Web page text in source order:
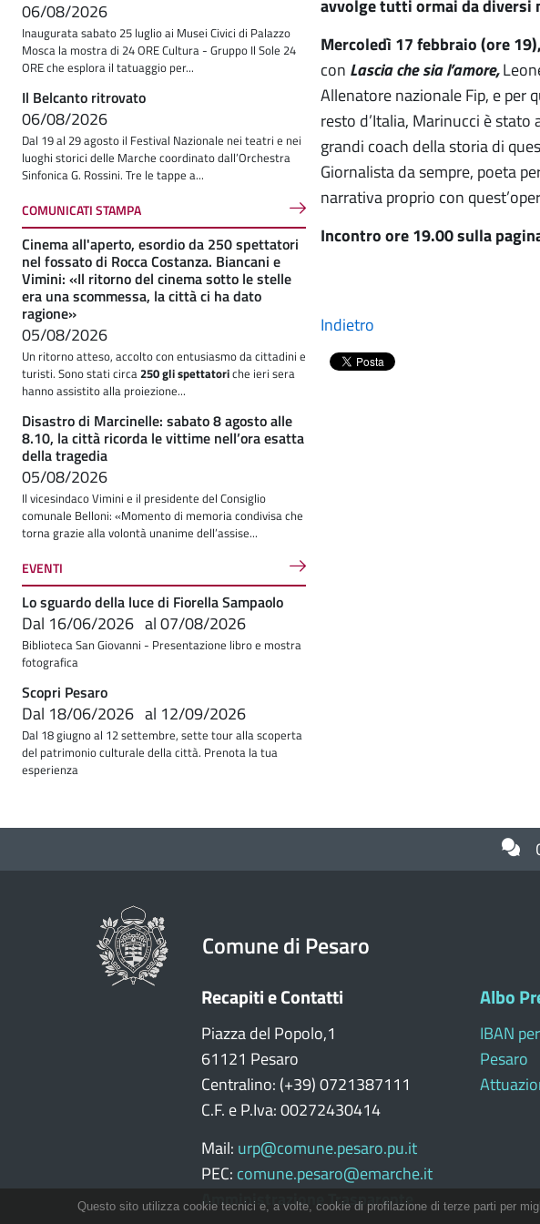
avvolge tutti ormai da diversi
Mercoledì 17 febbraio (ore 19),
con Lascia che sia l’amore,
Allenatore nazionale Fip, e per
resto d’Italia, Marinucci è
grandi coach della storia di
Giornalista da sempre, poeta
narrativa proprio con
Incontro ore 19.00 sulla
Indietro
06/08/2026
Inaugurata sabato 25 luglio ai Musei Civici di Palazzo
Mosca la mostra di 24 ORE Cultura - Gruppo Il Sole 24
ORE che esplora il tatuaggio per...
Il Belcanto ritrovato
06/08/2026
Dal 19 al 29 agosto il Festival Nazionale nei teatri e nei
luoghi storici delle Marche coordinato dall’Orchestra
Sinfonica G. Rossini. Tre le tappe a...
COMUNICATI STAMPA
Cinema all'aperto, esordio da 250 spettatori
nel fossato di Rocca Costanza. Biancani e
Vimini: «Il ritorno del cinema sotto le stelle
era una scommessa, la città ci ha dato
ragione»
05/08/2026
Un ritorno atteso, accolto con entusiasmo da cittadini e
turisti. Sono stati circa250 gli spettatoriche ieri sera
hanno assistito alla proiezione...
Disastro di Marcinelle: sabato 8 agosto alle
8.10, la città ricorda le vittime nell’ora esatta
della tragedia
05/08/2026
Il vicesindaco Vimini e il presidente del Consiglio
comunale Belloni: «Momento di memoria condivisa che
torna grazie alla volontà unanime dell’assise...
EVENTI
Lo sguardo della luce di Fiorella Sampaolo
Dal 16/06/2026 al07/08/2026
Biblioteca San Giovanni - Presentazione libro e mostra
fotografica
Scopri Pesaro
Dal 18/06/2026 al 12/09/2026
Dal 18 giugno al 12 settembre, sette tour alla scoperta
del patrimonio culturale della città. Prenota la tua
esperienza
Comune di Pesaro
Recapiti e Contatti
Piazza del Popolo,1
61121 Pesaro
Centralino: (+39) 0721387111
C.F. e P.Iva: 00272430414
Mail: urp@comune.pesaro.pu.it
PEC: comune.pesaro@emarche.it
Amministrazione Trasparente
Albo
IBAN
Pesaro
Questo sito utilizza cookie tecnici e, a volte, cookie di profilazione di terze parti per